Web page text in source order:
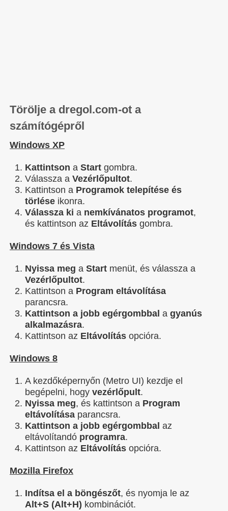
Törölje a dregol.com-ot a
számítógépről
Windows XP
Kattintson a Start gombra.
Válassza a Vezérlőpultot.
Kattintson a Programok telepítése és
törlése ikonra.
Válassza ki a nemkívánatos programot,
és kattintson az Eltávolítás gombra.
Windows 7 és Vista
Nyissa meg a Start menüt, és válassza a
Vezérlőpultot.
Kattintson a Program eltávolítása
parancsra.
Kattintson a jobb egérgombbal a gyanús
alkalmazásra.
Kattintson az Eltávolítás opcióra.
Windows 8
A kezdőképernyőn (Metro UI) kezdje el
begépelni, hogy vezérlőpult.
Nyissa meg, és kattintson a Program
eltávolítása parancsra.
Kattintson a jobb egérgombbal az
eltávolítandó programra.
Kattintson az Eltávolítás opcióra.
Mozilla Firefox
Indítsa el a böngészőt, és nyomja le az
Alt+S (Alt+H) kombinációt.